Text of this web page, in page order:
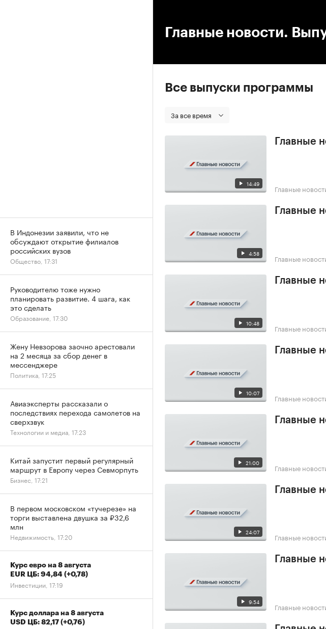
Главные новости.
Все выпуски программы
За все время
14:49
Главные
Главные
4:58
Главные
Главные
10:48
Главные
Главные
10:07
Главные
Главные
21:00
Главные
Главные
24:07
Главные
Главные
9:54
Главные
Главные
В Индонезии заявили, что не
обсуждают открытие филиалов
российских вузов
Общество, 17:31
Руководителю тоже нужно
планировать развитие. 4 шага, как
это сделать
Образование, 17:30
Жену Невзорова заочно арестовали
на 2 месяца за сбор денег в
мессенджере
Политика, 17:25
Авиаэксперты рассказали о
последствиях перехода самолетов на
сверхзвук
Технологии и медиа, 17:23
Китай запустит первый регулярный
маршрут в Европу через Севморпуть
Бизнес, 17:21
В первом московском «тучерезе» на
торги выставлена двушка за ₽32,6
млн
Недвижимость, 17:20
Курс евро на 8 августа
EUR ЦБ: 94,84 (+0,78)
Инвестиции, 17:19
Курс доллара на 8 августа
USD ЦБ: 82,17 (+0,76)